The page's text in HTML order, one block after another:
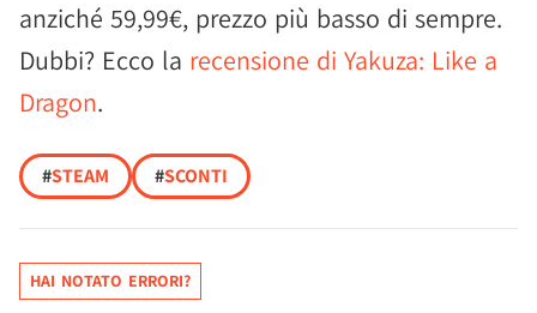
anziché 59,99€, prezzo più basso di sempre.
Dubbi? Ecco la recensione di Yakuza: Like a
Dragon.
#STEAM #SCONTI
HAI NOTATO ERRORI?